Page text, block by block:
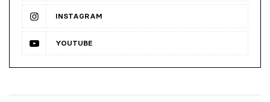
INSTAGRAM
YOUTUBE